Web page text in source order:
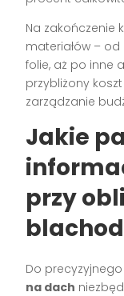
Na zakończenie
materiałów –
folie, aż po inne
przybliżony
zarządzanie
Jakie
przy
Do
na dach